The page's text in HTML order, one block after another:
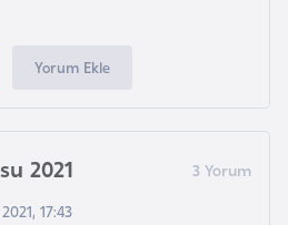
Yorum Ekle
2021
17:43